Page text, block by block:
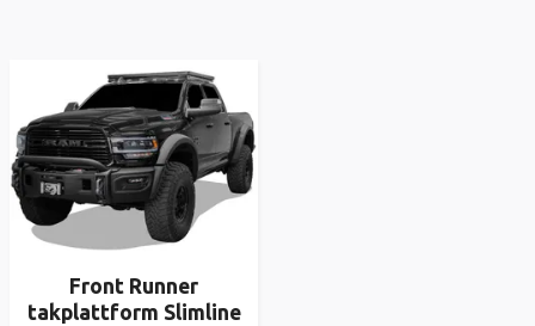
Front Runner
takplattform Slimline